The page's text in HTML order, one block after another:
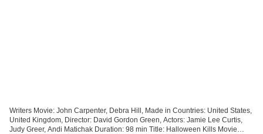
Writers Movie: John Carpenter, Debra Hill, Made in Countries: United States,
United Kingdom, Director: David Gordon Green, Actors: Jamie Lee Curtis,
Judy Greer, Andi Matichak Duration: 98 min Title: Halloween Kills Movie